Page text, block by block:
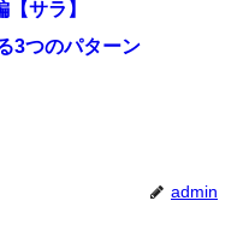
サラ】
3つのパターン
admin